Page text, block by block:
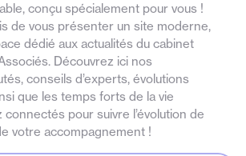
Bedford
of the RBF France network
aux comptes
secteur
de patrimoine
d'emploi
conçu spécialement pour vous !
de vous présenter un site moderne,
dédié aux actualités du cabinet
Découvrez ici nos
conseils d’experts, évolutions
que les temps forts de la vie
pour suivre l’évolution de
votre accompagnement !